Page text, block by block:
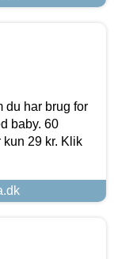
du har brug for
baby. 60
29 kr. Klik